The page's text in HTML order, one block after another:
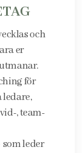
och
er
för
ledare,
, team-
leder